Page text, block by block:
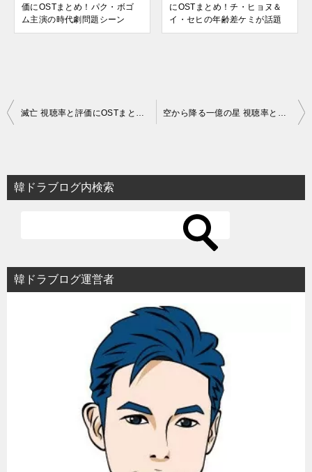
価にOSTまとめ！パク・ボゴ
ム主演の時代劇問題シーン
にOSTまとめ！チ・ヒョヌ＆
イ・セヒの年齢差ケミが話題
投
ビ
ゲ
ョ
ン
韓ドラブログ内検索
韓ドラブログ運営者